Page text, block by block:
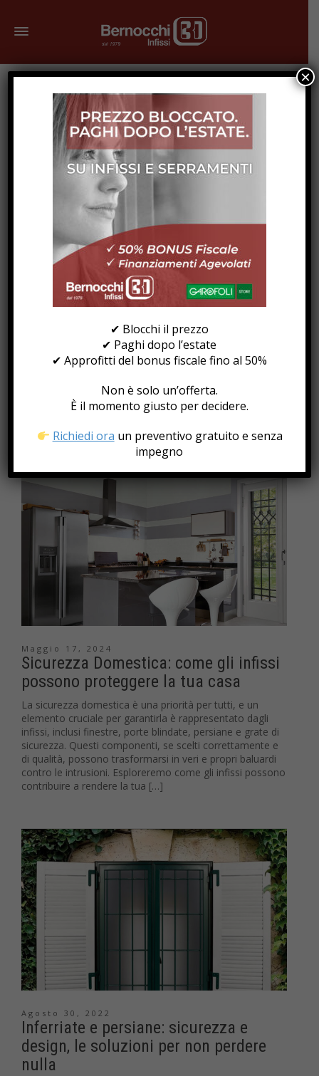
Finestre antieffrazione: sicurezza e
comfort per la tua casa
Proteggere la propria casa è una priorità per ogni
famiglia. Oggi, grazie all’innovazione nel settore dei
serramenti, è possibile aumentare la sicurezza della
propria abitazione senza sacrificare il design e il comfort.
efficace contro tentativi di intrusione, offrendo al tempo
stesso ottime prestazioni in termini di isolamento
Maggio 17, 2024
Sicurezza Domestica: come gli infissi
possono proteggere la tua casa
La sicurezza domestica è una priorità per tutti, e un
elemento cruciale per garantirla è rappresentato dagli
infissi, inclusi finestre, porte blindate, persiane e grate di
sicurezza. Questi componenti, se scelti correttamente e
di qualità, possono trasformarsi in veri e propri baluardi
contro le intrusioni. Esploreremo come gli infissi possono
contribuire a rendere la tua […]
Agosto 30, 2022
Inferriate e persiane: sicurezza e
design, le soluzioni per non perdere
nulla
✔ Blocchi il prezzo
✔ Paghi dopo l’estate
✔ Approfitti del bonus fiscale fino al 50%
Non è solo un’offerta.
È il momento giusto per decidere.
Richiedi ora un preventivo gratuito e senza
impegno
×